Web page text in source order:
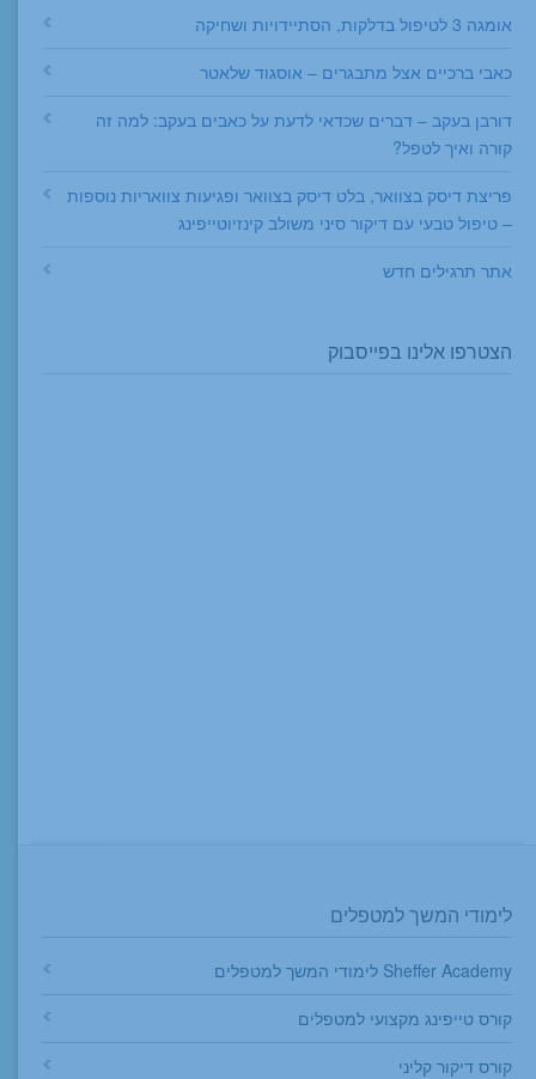
אומגה 3 לטיפול בדלקות, הסתיידויות ושחיקה
כאבי ברכיים אצל מתבגרים – אוסגוד שלאטר
דורבן בעקב – דברים שכדאי לדעת על כאבים בעקב: למה זה
קורה ואיך לטפל?
פריצת דיסק בצוואר, בלט דיסק בצוואר ופגיעות צוואריות נוספות
– טיפול טבעי עם דיקור סיני משולב קינזיוטייפינג
אתר תרגילים חדש
הצטרפו אלינו בפייסבוק
לימודי המשך למטפלים
Sheffer Academy לימודי המשך למטפלים
קורס טייפינג מקצועי למטפלים
קורס דיקור קליני